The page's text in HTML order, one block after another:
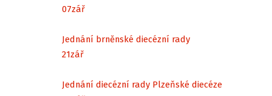
07zář
Jednání brněnské diecézní rady
21zář
Jednání diecézní rady Plzeňské diecéze